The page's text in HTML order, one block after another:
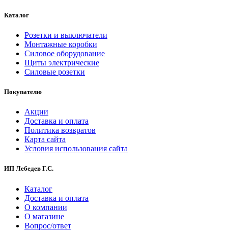
Каталог
Розетки и выключатели
Монтажные коробки
Силовое оборудование
Щиты электрические
Силовые розетки
Покупателю
Акции
Доставка и оплата
Политика возвратов
Карта сайта
Условия использования сайта
ИП Лебедев Г.С.
Каталог
Доставка и оплата
О компании
О магазине
Вопрос/ответ